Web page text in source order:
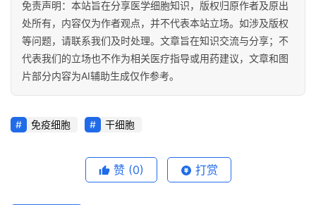
免责声明：本站旨在分享医学细胞知识，版权归原作者及原出
处所有，内容仅为作者观点，并不代表本站立场。如涉及版权
等问题，请联系我们及时处理。文章旨在知识交流与分享；不
代表我们的立场也不作为相关医疗指导或用药建议，文章和图
片部分内容为AI辅助生成仅作参考。
免疫细胞 干细胞
赞 (0) 打赏